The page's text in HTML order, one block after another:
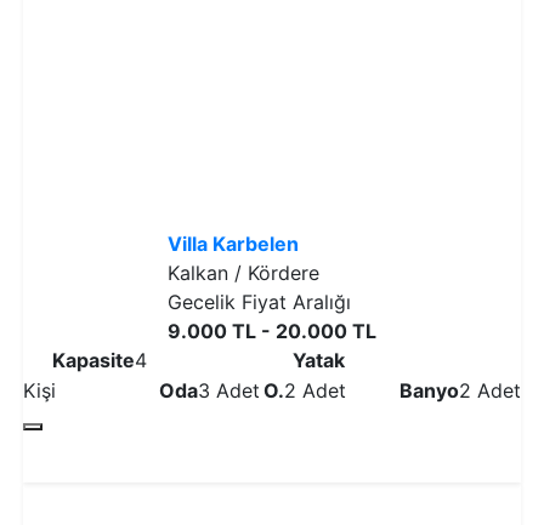
Villa Karbelen
Kalkan / Kördere
Gecelik Fiyat Aralığı
9.000 TL - 20.000 TL
Kapasite4
Kişi
Oda3 Adet
Yatak
O.2 Adet Banyo2 Adet